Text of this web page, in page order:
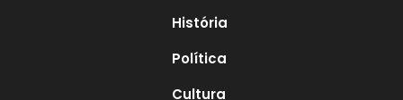
História
Política
Cultura